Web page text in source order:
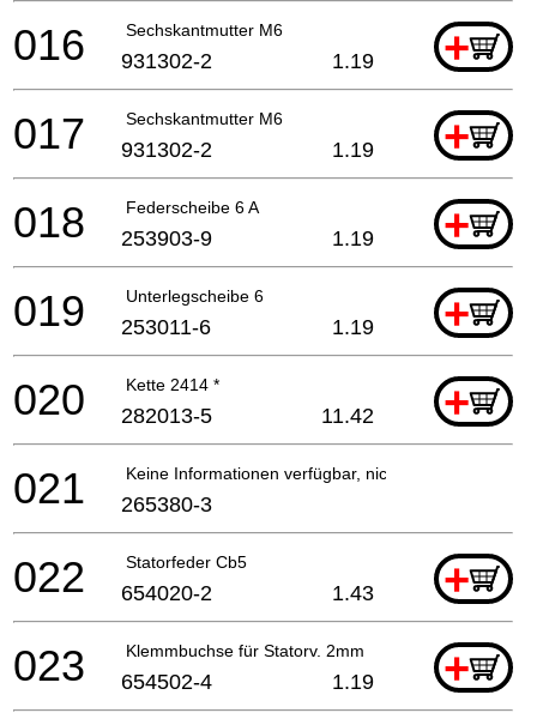
Sechskantmutter M6 +
016 931302-2 1.19
Sechskantmutter M6 +
017 931302-2 1.19
Federscheibe 6 A +
018 253903-9 1.19
Unterlegscheibe 6 +
019 253011-6 1.19
Kette 2414 * +
020 282013-5 11.42
Keine Informationen verfügbar, nicht bestellbar
021 265380-3
Statorfeder Cb5 +
022 654020-2 1.43
Klemmbuchse für Statorv. 2mm +
023 654502-4 1.19